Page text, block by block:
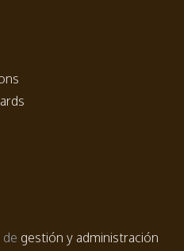
de gestión y administración